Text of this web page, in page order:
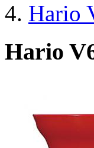
Hario
Hario